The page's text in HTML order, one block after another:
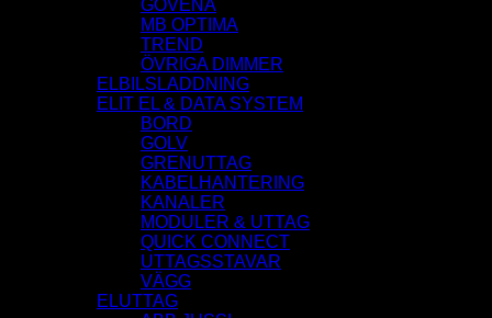
GOVENA
MB OPTIMA
TREND
ÖVRIGA DIMMER
ELBILSLADDNING
ELIT EL & DATA SYSTEM
BORD
GOLV
GRENUTTAG
KABELHANTERING
KANALER
MODULER & UTTAG
QUICK CONNECT
UTTAGSSTAVAR
VÄGG
ELUTTAG